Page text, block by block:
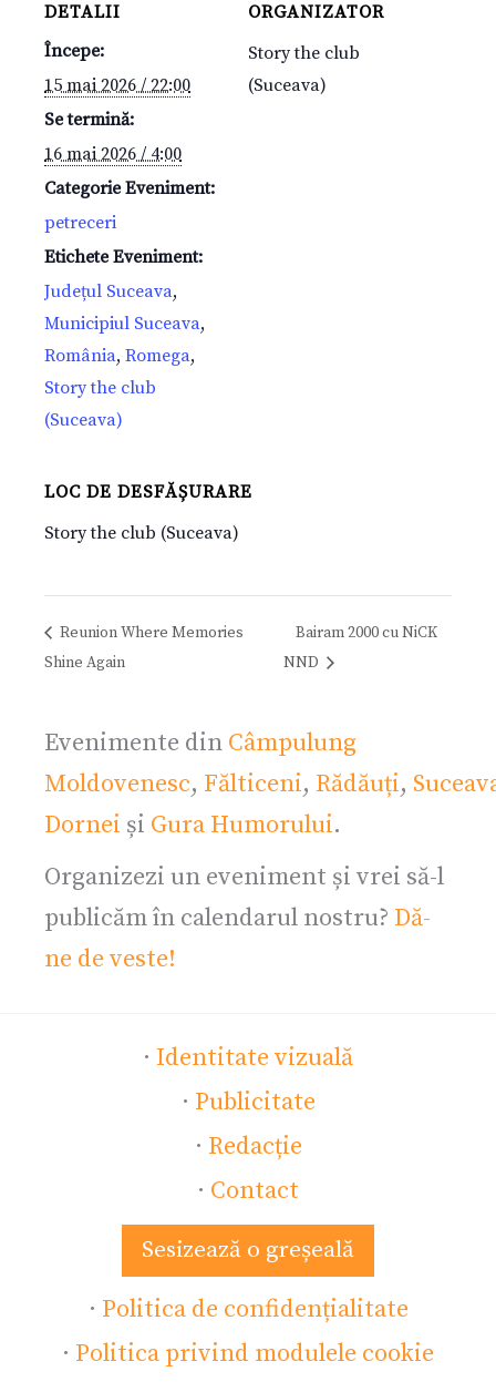
DETALII
Începe:
15 mai 2026 / 22:00
Se termină:
16 mai 2026 / 4:00
Categorie Eveniment:
petreceri
Etichete Eveniment:
Județul Suceava,
Municipiul Suceava,
România, Romega,
Story the club
(Suceava)
ORGANIZATOR
Story the club
(Suceava)
LOC DE DESFĂȘURARE
Story the club (Suceava)
Reunion Where Memories
Shine Again
Bairam 2000 cu NiCK
NND
Evenimente din Câmpulung
Moldovenesc, Fălticeni, Rădăuți,
Dornei și Gura Humorului.
Organizezi un eveniment și vrei să-l
publicăm în calendarul nostru? Dă-
ne de veste!
· Identitate vizuală
· Publicitate
· Redacție
· Contact
Sesizează o greșeală
· Politica de confidențialitate
· Politica privind modulele cookie